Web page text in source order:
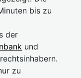
bis zu
der
und
zu